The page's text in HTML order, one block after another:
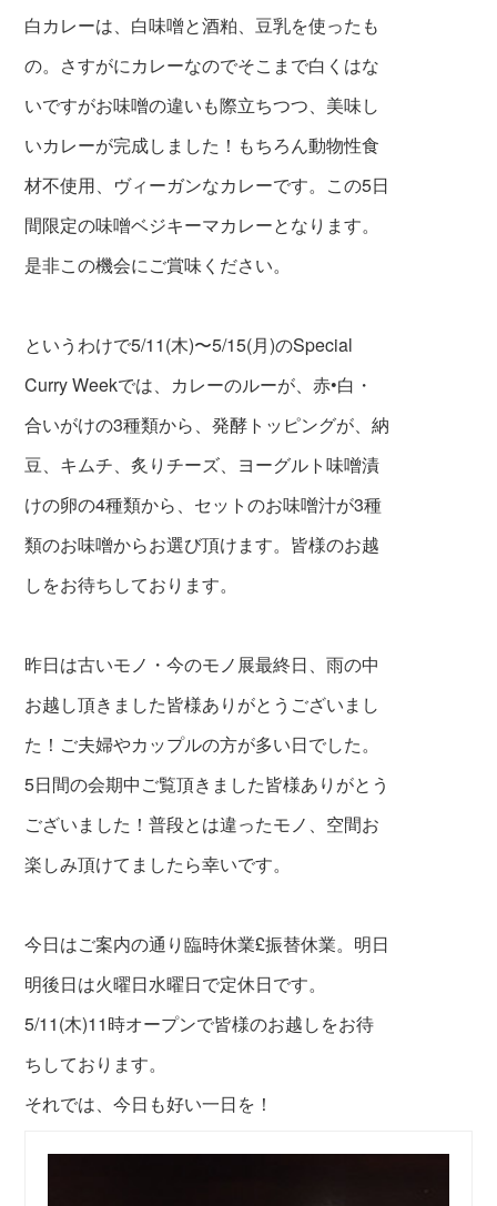
白カレーは、白味噌と酒粕、豆乳を使ったも
の。さすがにカレーなのでそこまで白くはな
いですがお味噌の違いも際立ちつつ、美味し
いカレーが完成しました！もちろん動物性食
材不使用、ヴィーガンなカレーです。この5日
間限定の味噌ベジキーマカレーとなります。
是非この機会にご賞味ください。
というわけで5/11(木)〜5/15(月)のSpecial
Curry Weekでは、カレーのルーが、赤•白・
合いがけの3種類から、発酵トッピングが、納
豆、キムチ、炙りチーズ、ヨーグルト味噌漬
けの卵の4種類から、セットのお味噌汁が3種
類のお味噌からお選び頂けます。皆様のお越
しをお待ちしております。
昨日は古いモノ・今のモノ展最終日、雨の中
お越し頂きました皆様ありがとうございまし
た！ご夫婦やカップルの方が多い日でした。
5日間の会期中ご覧頂きました皆様ありがとう
ございました！普段とは違ったモノ、空間お
楽しみ頂けてましたら幸いです。
今日はご案内の通り臨時休業£振替休業。明日
明後日は火曜日水曜日で定休日です。
5/11(木)11時オープンで皆様のお越しをお待
ちしております。
それでは、今日も好い一日を！